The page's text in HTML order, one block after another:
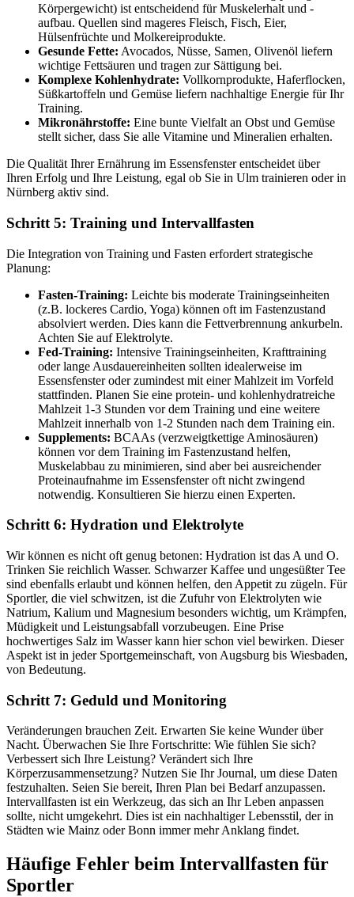
Körpergewicht) ist entscheidend für Muskelerhalt und -
aufbau. Quellen sind mageres Fleisch, Fisch, Eier,
Hülsenfrüchte und Molkereiprodukte.
Gesunde Fette: Avocados, Nüsse, Samen, Olivenöl liefern
wichtige Fettsäuren und tragen zur Sättigung bei.
Komplexe Kohlenhydrate: Vollkornprodukte, Haferflocken,
Süßkartoffeln und Gemüse liefern nachhaltige Energie für Ihr
Training.
Mikronährstoffe: Eine bunte Vielfalt an Obst und Gemüse
stellt sicher, dass Sie alle Vitamine und Mineralien erhalten.
Die Qualität Ihrer Ernährung im Essensfenster entscheidet über
Ihren Erfolg und Ihre Leistung, egal ob Sie in Ulm trainieren oder in
Nürnberg aktiv sind.
Schritt 5: Training und Intervallfasten
Die Integration von Training und Fasten erfordert strategische
Planung:
Fasten-Training: Leichte bis moderate Trainingseinheiten
(z.B. lockeres Cardio, Yoga) können oft im Fastenzustand
absolviert werden. Dies kann die Fettverbrennung ankurbeln.
Achten Sie auf Elektrolyte.
Fed-Training: Intensive Trainingseinheiten, Krafttraining
oder lange Ausdauereinheiten sollten idealerweise im
Essensfenster oder zumindest mit einer Mahlzeit im Vorfeld
stattfinden. Planen Sie eine protein- und kohlenhydratreiche
Mahlzeit 1-3 Stunden vor dem Training und eine weitere
Mahlzeit innerhalb von 1-2 Stunden nach dem Training ein.
Supplements: BCAAs (verzweigtkettige Aminosäuren)
können vor dem Training im Fastenzustand helfen,
Muskelabbau zu minimieren, sind aber bei ausreichender
Proteinaufnahme im Essensfenster oft nicht zwingend
notwendig. Konsultieren Sie hierzu einen Experten.
Schritt 6: Hydration und Elektrolyte
Wir können es nicht oft genug betonen: Hydration ist das A und O.
Trinken Sie reichlich Wasser. Schwarzer Kaffee und ungesüßter Tee
sind ebenfalls erlaubt und können helfen, den Appetit zu zügeln. Für
Sportler, die viel schwitzen, ist die Zufuhr von Elektrolyten wie
Natrium, Kalium und Magnesium besonders wichtig, um Krämpfen,
Müdigkeit und Leistungsabfall vorzubeugen. Eine Prise
hochwertiges Salz im Wasser kann hier schon viel bewirken. Dieser
Aspekt ist in jeder Sportgemeinschaft, von Augsburg bis Wiesbaden,
von Bedeutung.
Schritt 7: Geduld und Monitoring
Veränderungen brauchen Zeit. Erwarten Sie keine Wunder über
Nacht. Überwachen Sie Ihre Fortschritte: Wie fühlen Sie sich?
Verbessert sich Ihre Leistung? Verändert sich Ihre
Körperzusammensetzung? Nutzen Sie Ihr Journal, um diese Daten
festzuhalten. Seien Sie bereit, Ihren Plan bei Bedarf anzupassen.
Intervallfasten ist ein Werkzeug, das sich an Ihr Leben anpassen
sollte, nicht umgekehrt. Dies ist ein nachhaltiger Lebensstil, der in
Städten wie Mainz oder Bonn immer mehr Anklang findet.
Häufige Fehler beim Intervallfasten für
Sportler